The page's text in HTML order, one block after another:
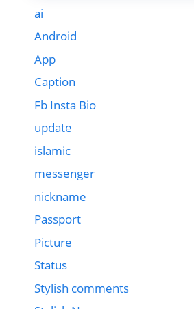
ai
Android
App
Caption
Fb Insta Bio
update
islamic
messenger
nickname
Passport
Picture
Status
Stylish comments